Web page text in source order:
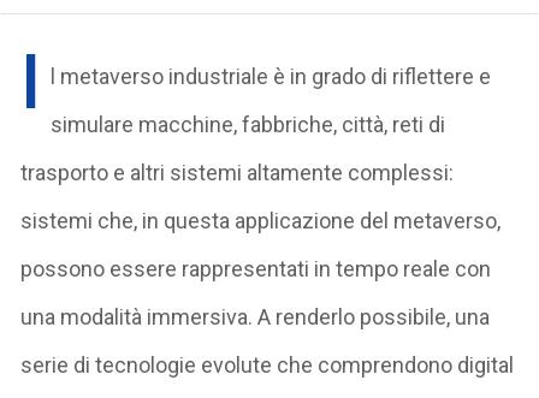
I
l metaverso industriale è in grado di riflettere e
simulare macchine, fabbriche, città, reti di
trasporto e altri sistemi altamente complessi:
sistemi che, in questa applicazione del metaverso,
possono essere rappresentati in tempo reale con
una modalità immersiva. A renderlo possibile, una
serie di tecnologie evolute che comprendono digital